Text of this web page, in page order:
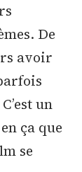
De
avoir
un
ça que
se